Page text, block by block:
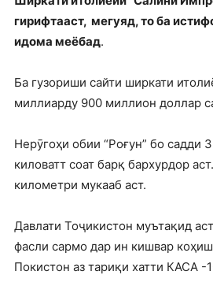
гирифтааст, мегуяд, то ба
идома меёбад.
Ба гузориши сайти ширкати
миллиарду 900 миллион доллар
Нерӯгоҳи обии “Роғун” бо садди
киловатт соат барқ бархурдор
километри мукааб аст.
Давлати Тоҷикистон муътақид
фасли сармо дар ин кишвар
Покистон аз тариқи хатти КАСА -